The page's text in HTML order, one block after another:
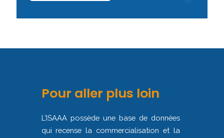
Pour aller plus loin
L’ISAAA possède une base de données
qui recense la commercialisation et la